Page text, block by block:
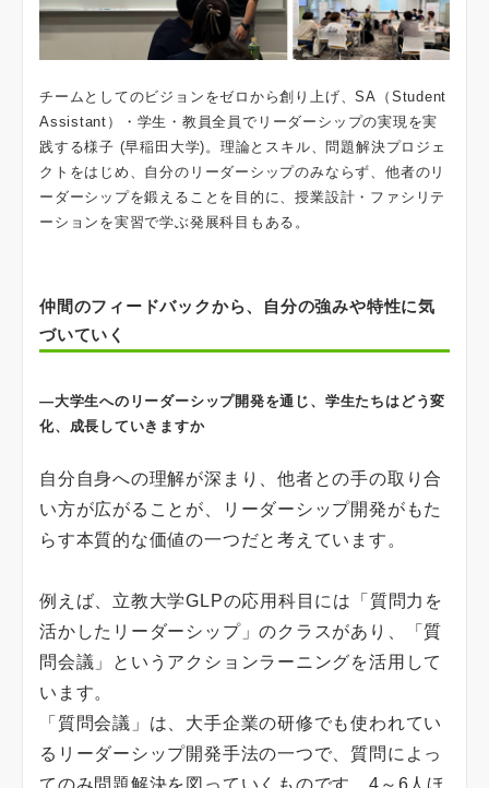
チームとしてのビジョンをゼロから創り上げ、SA（Student
Assistant）・学生・教員全員でリーダーシップの実現を実
践する様子 (早稲田大学)。理論とスキル、問題解決プロジェ
クトをはじめ、自分のリーダーシップのみならず、他者のリ
ーダーシップを鍛えることを目的に、授業設計・ファシリテ
ーションを実習で学ぶ発展科目もある。
仲間のフィードバックから、自分の強みや特性に気
づいていく
―大学生へのリーダーシップ開発を通じ、学生たちはどう変
化、成長していきますか
自分自身への理解が深まり、他者との手の取り合
い方が広がることが、リーダーシップ開発がもた
らす本質的な価値の一つだと考えています。
例えば、立教大学GLPの応用科目には「質問力を
活かしたリーダーシップ」のクラスがあり、「質
問会議」というアクションラーニングを活用して
います。
「質問会議」は、大手企業の研修でも使われてい
るリーダーシップ開発手法の一つで、質問によっ
てのみ問題解決を図っていくものです。4～6人ほ